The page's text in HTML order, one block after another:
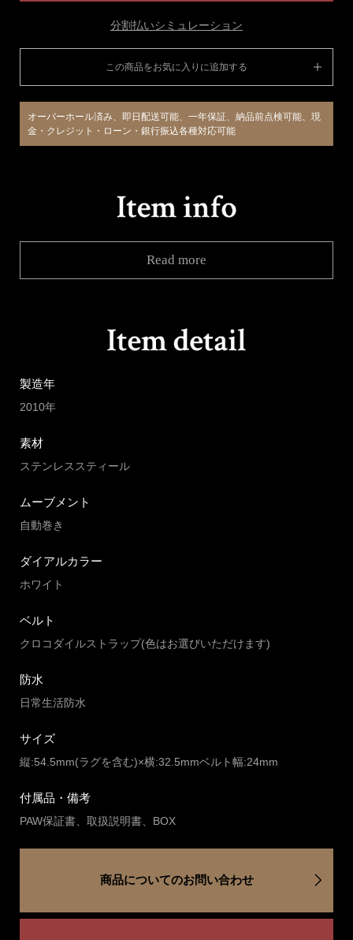
分割払いシミュレーション
この商品をお気に入りに追加する
オーバーホール済み、即日配送可能、一年保証、納品前点検可能、現
金・クレジット・ローン・銀行振込各種対応可能
Read more
製造年
2010年
素材
ステンレススティール
ムーブメント
自動巻き
ダイアルカラー
ホワイト
ベルト
クロコダイルストラップ(色はお選びいただけます)
防水
日常生活防水
サイズ
縦:54.5mm(ラグを含む)×横:32.5mmベルト幅:24mm
付属品・備考
PAW保証書、取扱説明書、BOX
商品についてのお問い合わせ